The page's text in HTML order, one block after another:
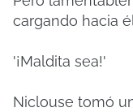
cargando hacia
'¡Maldita sea!'
Niclouse tomó